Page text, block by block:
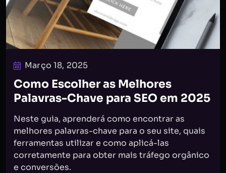
Março 18, 2025
Como Escolher as Melhores
Palavras-Chave para SEO em 2025
Neste guia, aprenderá como encontrar as
melhores palavras-chave para o seu site, quais
ferramentas utilizar e como aplicá-las
corretamente para obter mais tráfego orgânico
e conversões.